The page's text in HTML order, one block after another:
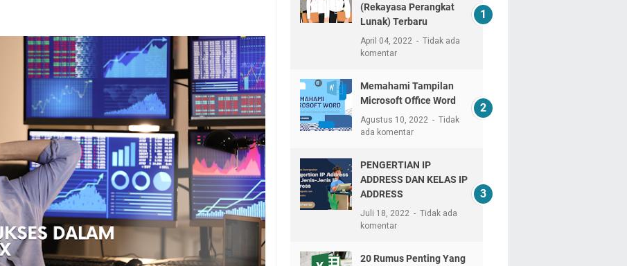
(Rekayasa Perangkat
Lunak) Terbaru
April 04, 2022
Tidak ada
komentar
Memahami Tampilan
Microsoft Office Word
Agustus 10, 2022
Tidak
ada komentar
PENGERTIAN IP
ADDRESS DAN KELAS IP
ADDRESS
Juli 18, 2022
Tidak ada
komentar
20 Rumus Penting Yang